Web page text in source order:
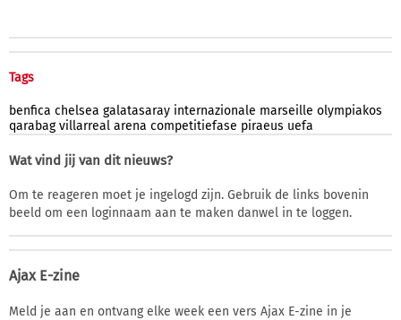
Tags
benfica chelsea galatasaray internazionale marseille olympiakos
qarabag villarreal arena competitiefase piraeus uefa
Wat vind jij van dit nieuws?
Om te reageren moet je ingelogd zijn. Gebruik de links bovenin
beeld om een loginnaam aan te maken danwel in te loggen.
Ajax E-zine
Meld je aan en ontvang elke week een vers Ajax E-zine in je